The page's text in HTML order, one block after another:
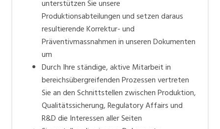
unterstützen Sie unsere
Produktionsabteilungen und setzen daraus
resultierende Korrektur- und
Präventivmassnahmen in unseren Dokumenten
um
Durch Ihre ständige, aktive Mitarbeit in
bereichsübergreifenden Prozessen vertreten
Sie an den Schnittstellen zwischen Produktion,
Qualitätssicherung, Regulatory Affairs und
R&D die Interessen aller Seiten